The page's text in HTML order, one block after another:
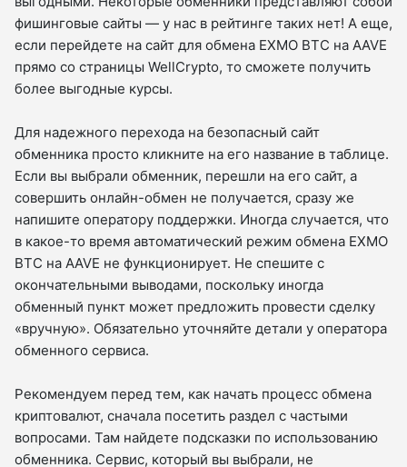
фишинговые сайты — у нас в рейтинге таких нет! А еще,
если перейдете на сайт для обмена EXMO BTC на AAVE
прямо со страницы WellCrypto, то сможете получить
более выгодные курсы.
Для надежного перехода на безопасный сайт
обменника просто кликните на его название в таблице.
Если вы выбрали обменник, перешли на его сайт, а
совершить онлайн-обмен не получается, сразу же
напишите оператору поддержки. Иногда случается, что
в какое-то время автоматический режим обмена EXMO
BTC на AAVE не функционирует. Не спешите с
окончательными выводами, поскольку иногда
обменный пункт может предложить провести сделку
«вручную». Обязательно уточняйте детали у оператора
обменного сервиса.
Рекомендуем перед тем, как начать процесс обмена
криптовалют, сначала посетить раздел с частыми
вопросами. Там найдете подсказки по использованию
обменника. Сервис, который вы выбрали, не